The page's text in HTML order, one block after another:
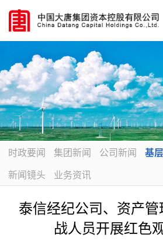
时政要闻 集团新闻 公司新闻 基
新闻镜头
业务资讯
泰信经纪公司、资产
战人员开展红色